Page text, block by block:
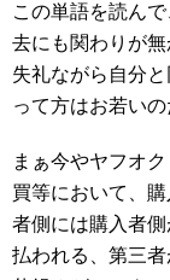
この単語を読ん
去にも関わりが
失礼ながら自分
って方はお若いの
まぁ今やヤフオ
買等において、
者側には購入者
払われる、第三